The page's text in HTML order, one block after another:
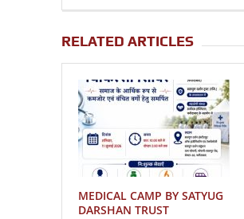
RELATED ARTICLES
MEDICAL CAMP BY SATYUG
DARSHAN TRUST